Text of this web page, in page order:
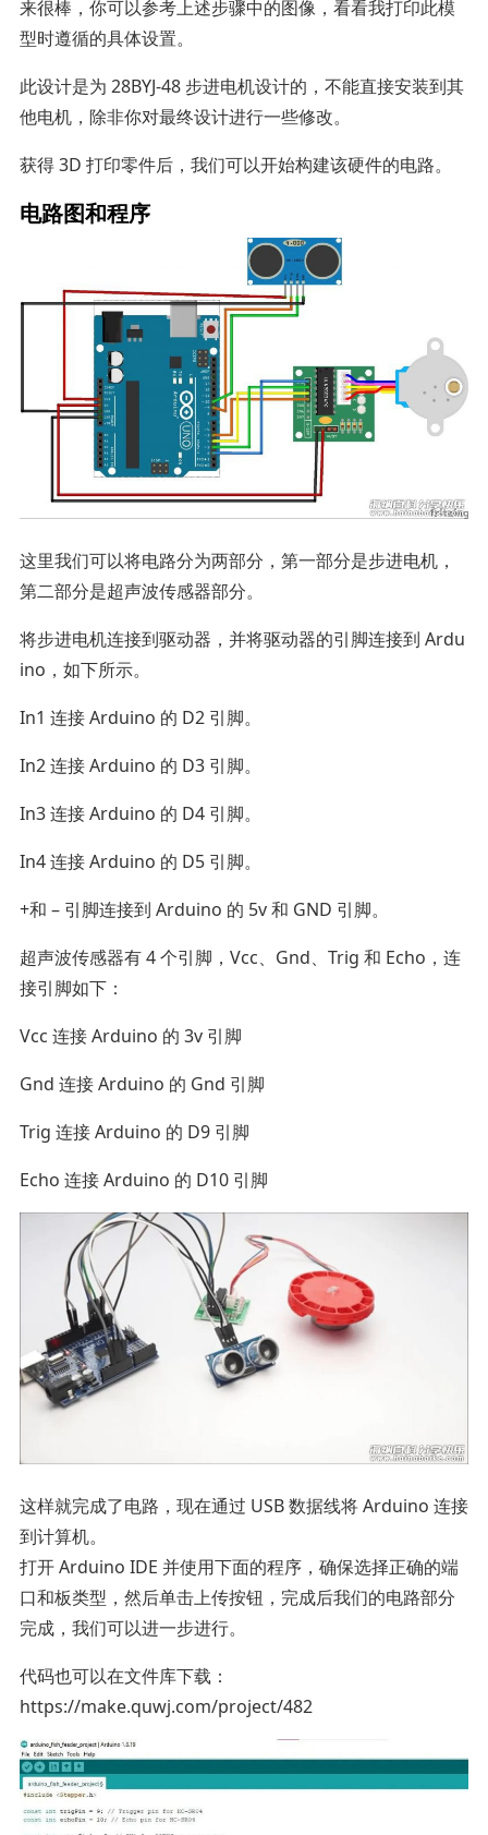
来很棒，你可以参考上述步骤中的图像，看看我打印此模
型时遵循的具体设置。
此设计是为 28BYJ-48 步进电机设计的，不能直接安装到其
他电机，除非你对最终设计进行一些修改。
获得 3D 打印零件后，我们可以开始构建该硬件的电路。
电路图和程序
这里我们可以将电路分为两部分，第一部分是步进电机，
第二部分是超声波传感器部分。
将步进电机连接到驱动器，并将驱动器的引脚连接到 Ardu
ino，如下所示。
In1 连接 Arduino 的 D2 引脚。
In2 连接 Arduino 的 D3 引脚。
In3 连接 Arduino 的 D4 引脚。
In4 连接 Arduino 的 D5 引脚。
+和 – 引脚连接到 Arduino 的 5v 和 GND 引脚。
超声波传感器有 4 个引脚，Vcc、Gnd、Trig 和 Echo，连
接引脚如下：
Vcc 连接 Arduino 的 3v 引脚
Gnd 连接 Arduino 的 Gnd 引脚
Trig 连接 Arduino 的 D9 引脚
Echo 连接 Arduino 的 D10 引脚
这样就完成了电路，现在通过 USB 数据线将 Arduino 连接
到计算机。
打开 Arduino IDE 并使用下面的程序，确保选择正确的端
口和板类型，然后单击上传按钮，完成后我们的电路部分
完成，我们可以进一步进行。
代码也可以在文件库下载：
https://make.quwj.com/project/482